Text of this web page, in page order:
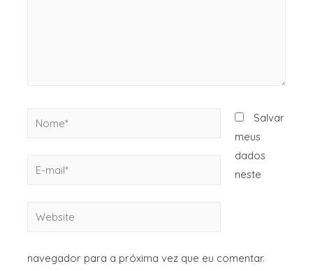
Salvar
meus
dados
neste
navegador para a próxima vez que eu comentar.